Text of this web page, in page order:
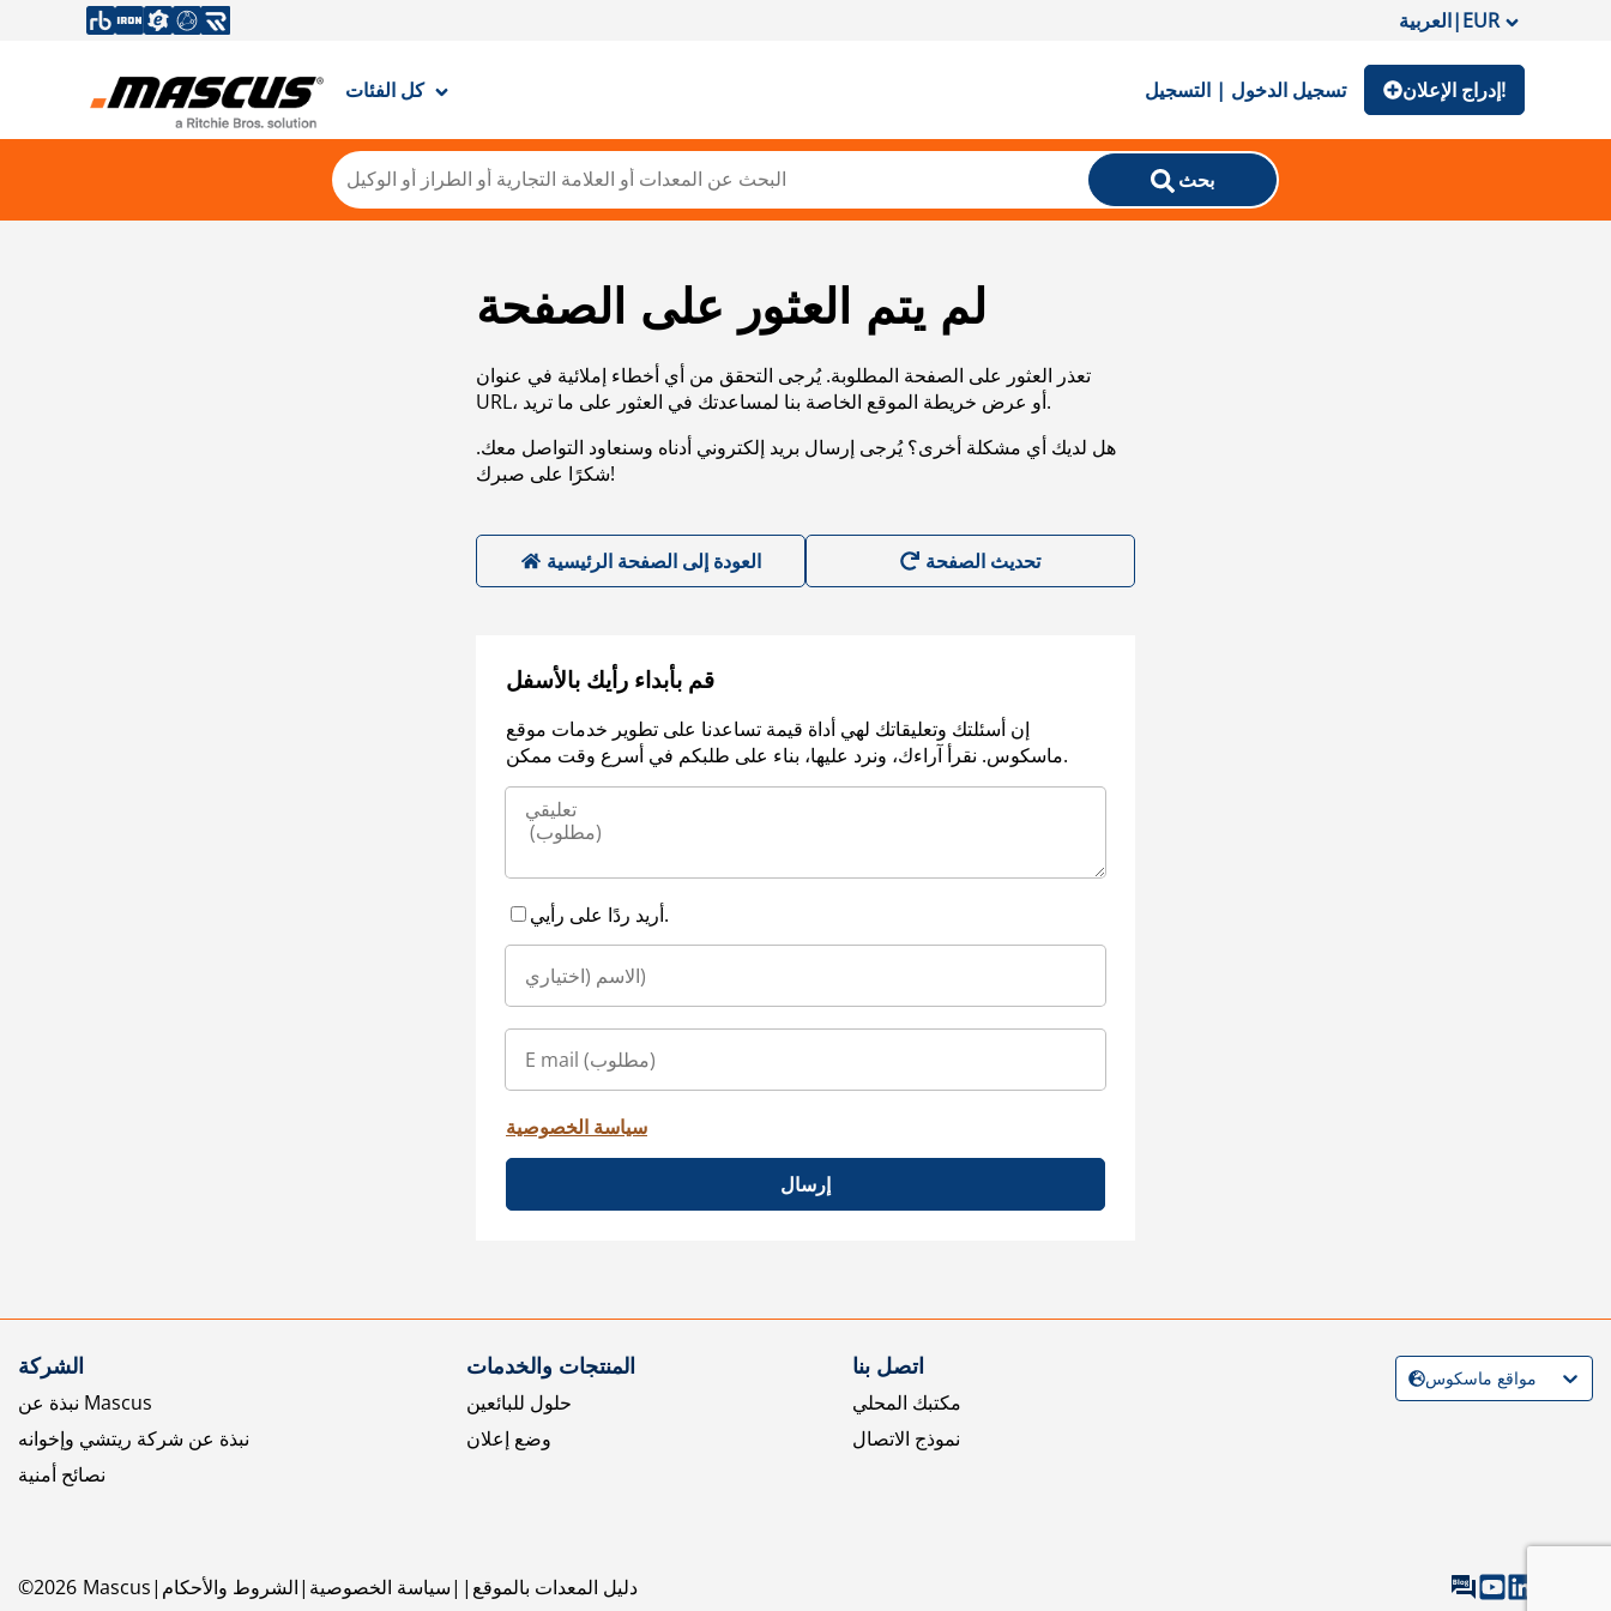
العربية|EUR
كل الفئات تسجيل الدخول | التسجيل إدراج الإعلان!
بحث
لم يتم العثور على الصفحة
تعذر العثور على الصفحة المطلوبة. يُرجى التحقق من أي أخطاء إملائية في عنوان
URL، أو عرض خريطة الموقع الخاصة بنا لمساعدتك في العثور على ما تريد.
هل لديك أي مشكلة أخرى؟ يُرجى إرسال بريد إلكتروني أدناه وسنعاود التواصل معك.
شكرًا على صبرك!
العودة إلى الصفحة الرئيسية
قم بأبداء رأيك بالأسفل
إن أسئلتك وتعليقاتك لهي أداة قيمة تساعدنا على تطوير خدمات موقع
ماسكوس. نقرأ آراءك، ونرد عليها، بناء على طلبكم في أسرع وقت ممكن.
أريد ردًا على رأيي.
سياسة الخصوصية
إرسال
الشركة
نبذة عن Mascus
نبذة عن شركة ريتشي وإخوانه
نصائح أمنية
المنتجات والخدمات
حلول للبائعين
وضع إعلان
اتصل بنا
مكتبك المحلي
نموذج الاتصال
©2026 Mascus الشروط والأحكام سياسة الخصوصية دليل المعدات بالموقع
مواقع ماسكوس